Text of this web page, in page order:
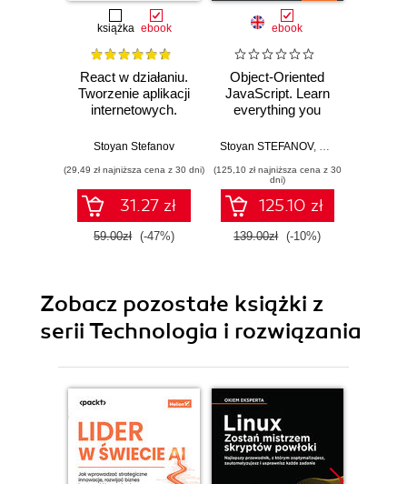
książka ebook
React w działaniu.
Tworzenie aplikacji
internetowych.
Stoyan Stefanov
(29,49 zł najniższa cena z 30 dni)
31.27 zł
59.00zł (-47%)
ebook
Object-Oriented
JavaScript. Learn
everything you
object-oriented
- Third Edition
Stoyan STEFANOV,
(125,10 zł najniższa cena z 30
dni)
125.10 zł
139.00zł (-10%)
Zobacz pozostałe książki z
serii Technologia i rozwiązania